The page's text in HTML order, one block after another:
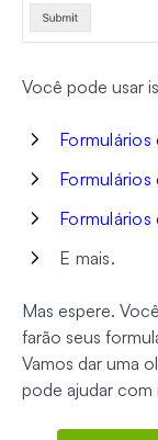
Você pode usar
E mais.
Mas espere.
farão seus
Vamos dar uma
pode ajudar com